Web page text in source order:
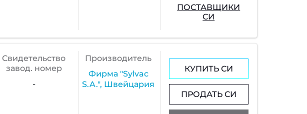
ПОСТАВЩИКИ
СИ
Cвидетельство
завод. номер
-
Производитель
Фирма "Sylvac
S.A.", Швейцария
КУПИТЬ СИ
ПРОДАТЬ СИ